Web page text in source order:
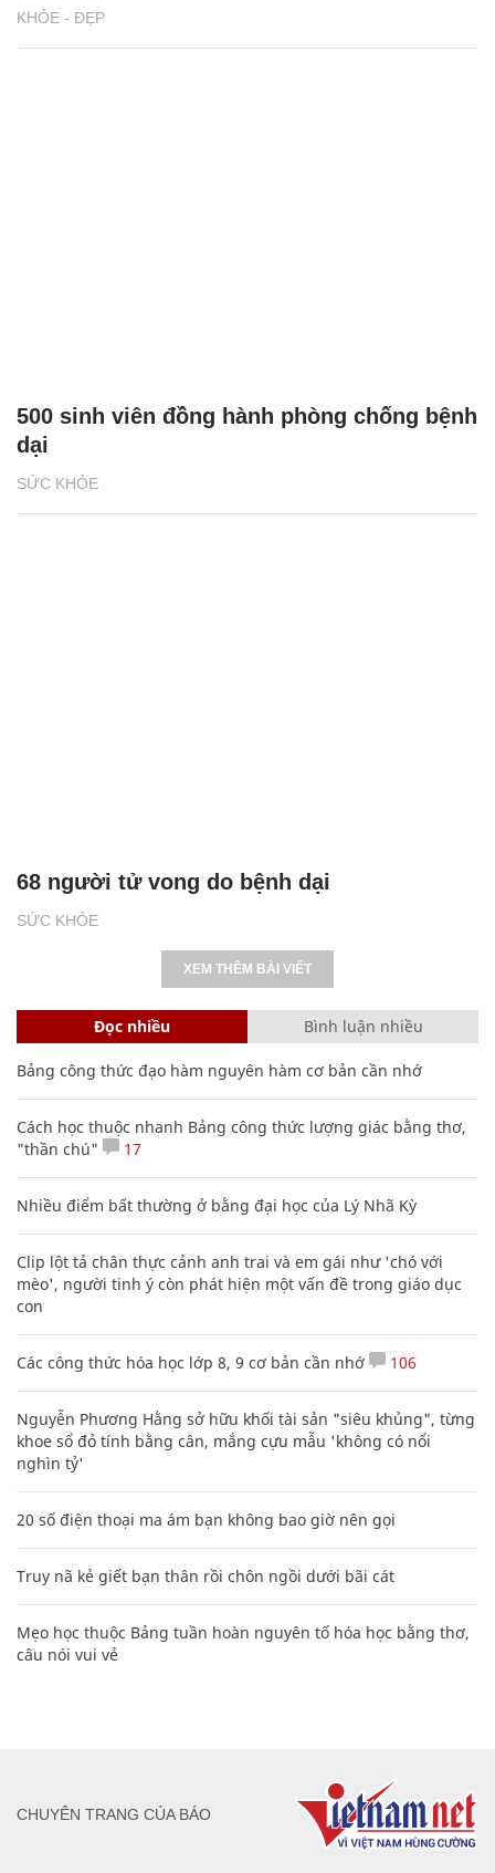
KHỎE - ĐẸP
SỨC KHỎE
500 sinh viên đồng hành phòng chống bệnh
dại
SỨC KHỎE
68 người tử vong do bệnh dại
XEM THÊM BÀI VIẾT
Đọc nhiều Bình luận nhiều
Bảng công thức đạo hàm nguyên hàm cơ bản cần nhớ
Cách học thuộc nhanh Bảng công thức lượng giác bằng thơ,
"thần chú"
17
Nhiều điểm bất thường ở bằng đại học của Lý Nhã Kỳ
Clip lột tả chân thực cảnh anh trai và em gái như 'chó với
mèo', người tinh ý còn phát hiện một vấn đề trong giáo dục
con
Các công thức hóa học lớp 8, 9 cơ bản cần nhớ 106
Nguyễn Phương Hằng sở hữu khối tài sản "siêu khủng", từng
khoe sổ đỏ tính bằng cân, mắng cựu mẫu 'không có nổi
nghìn tỷ'
20 số điện thoại ma ám bạn không bao giờ nên gọi
Truy nã kẻ giết bạn thân rồi chôn ngồi dưới bãi cát
Mẹo học thuộc Bảng tuần hoàn nguyên tố hóa học bằng thơ,
câu nói vui vẻ
CHUYÊN TRANG CỦA BÁO